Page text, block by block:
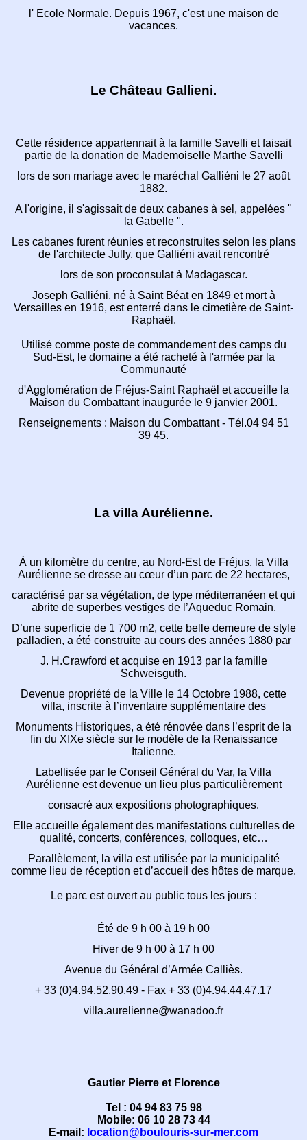
l' Ecole Normale. Depuis 1967, c'est une maison de
vacances.
Le Château Gallieni.
Cette résidence appartennait à la famille Savelli et faisait
partie de la donation de Mademoiselle Marthe Savelli
lors de son mariage avec le maréchal Galliéni le 27 août
1882.
A l'origine, il s'agissait de deux cabanes à sel, appelées "
la Gabelle ".
Les cabanes furent réunies et reconstruites selon les plans
de l'architecte Jully, que Galliéni avait rencontré
lors de son proconsulat à Madagascar.
Joseph Galliéni, né à Saint Béat en 1849 et mort à
Versailles en 1916, est enterré dans le cimetière de Saint-
Raphaël.
Utilisé comme poste de commandement des camps du
Sud-Est, le domaine a été racheté à l'armée par la
Communauté
d'Agglomération de Fréjus-Saint Raphaël et accueille la
Maison du Combattant inaugurée le 9 janvier 2001.
Renseignements : Maison du Combattant - Tél.04 94 51
39 45.
La villa Aurélienne.
À un kilomètre du centre, au Nord-Est de Fréjus, la Villa
Aurélienne se dresse au cœur d’un parc de 22 hectares,
caractérisé par sa végétation, de type méditerranéen et qui
abrite de superbes vestiges de l’Aqueduc Romain.
D’une superficie de 1 700 m2, cette belle demeure de style
palladien, a été construite au cours des années 1880 par
J. H.Crawford et acquise en 1913 par la famille
Schweisguth.
Devenue propriété de la Ville le 14 Octobre 1988, cette
villa, inscrite à l’inventaire supplémentaire des
Monuments Historiques, a été rénovée dans l’esprit de la
fin du XIXe siècle sur le modèle de la Renaissance
Italienne.
Labellisée par le Conseil Général du Var, la Villa
Aurélienne est devenue un lieu plus particulièrement
consacré aux expositions photographiques.
Elle accueille également des manifestations culturelles de
qualité, concerts, conférences, colloques, etc…
Parallèlement, la villa est utilisée par la municipalité
comme lieu de réception et d’accueil des hôtes de marque.
Le parc est ouvert au public tous les jours :
Été de 9 h 00 à 19 h 00
Hiver de 9 h 00 à 17 h 00
Avenue du Général d’Armée Calliès.
+ 33 (0)4.94.52.90.49 - Fax + 33 (0)4.94.44.47.17
villa.aurelienne@wanadoo.fr
Gautier Pierre et Florence
Tel : 04 94 83 75 98
Mobile: 06 10 28 73 44
E-mail: location@boulouris-sur-mer.com